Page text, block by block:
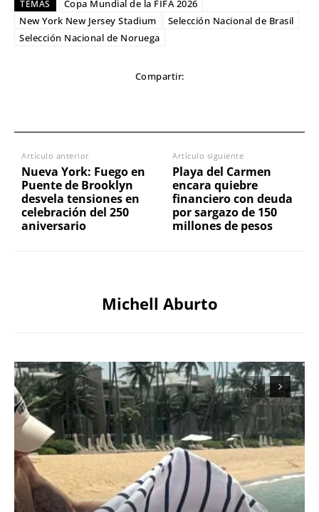
TEMAS
Copa Mundial de la FIFA 2026
New York New Jersey Stadium
Selección Nacional de Brasil
Selección Nacional de Noruega
Compartir:
Artículo anterior
Nueva York: Fuego en
Puente de Brooklyn
desvela tensiones en
celebración del 250
aniversario
Artículo siguiente
Playa del Carmen
encara quiebre
financiero con deuda
por sargazo de 150
millones de pesos
Michell Aburto